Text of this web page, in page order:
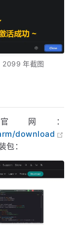
2099 年截图
网：
download
包：